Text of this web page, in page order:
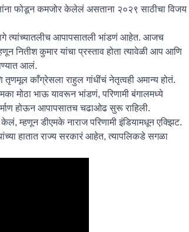
फोडून कमजोर केलेलं असताना २०२९ साठीचा विजय
त्यांच्यातलीच आपापसातली भांडणं आहेत. आजच
नितीश कुमार यांचा प्रस्ताव होता त्यावेळी आप आणि
आलं.
काँग्रेसला राहुल गांधींचं नेतृत्वही अमान्य होतं.
मोठा भाऊ यावरून भांडणं, परिणामी बंगालमध्ये
होऊन आपापसातच चढाओढ सुरू राहिली.
म्हणून डीएमके नाराज परिणामी इंडियामधून एक्झिट.
हातात राज्य सरकारं आहेत, त्यापलिकडे सगळा